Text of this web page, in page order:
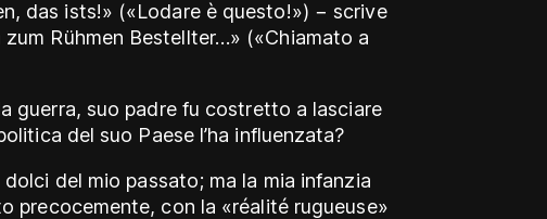
das ists!» («Lodare è questo!») − scrive
Rühmen Bestellter…» («Chiamato a
guerra, suo padre fu costretto a lasciare
del suo Paese l’ha influenzata?
del mio passato; ma la mia infanzia
precocemente, con la «réalité rugueuse»